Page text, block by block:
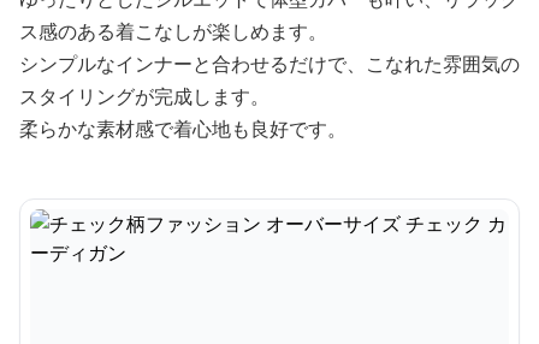
ス感のある着こなしが楽しめます。
シンプルなインナーと合わせるだけで、こなれた雰囲気の
スタイリングが完成します。
柔らかな素材感で着心地も良好です。